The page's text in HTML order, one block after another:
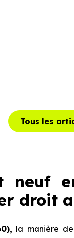
Tous les
neuf
droit
la manière